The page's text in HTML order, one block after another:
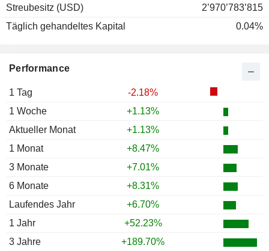
Performance
1 Tag
-2.18%
1 Woche
+1.13%
Aktueller Monat
+1.13%
1 Monat
+8.47%
3 Monate
+7.01%
6 Monate
+8.31%
Laufendes Jahr
+6.70%
1 Jahr
+52.23%
3 Jahre
+189.70%
Streubesitz (USD)
2’970’783’815
Täglich gehandeltes Kapital
0.04%